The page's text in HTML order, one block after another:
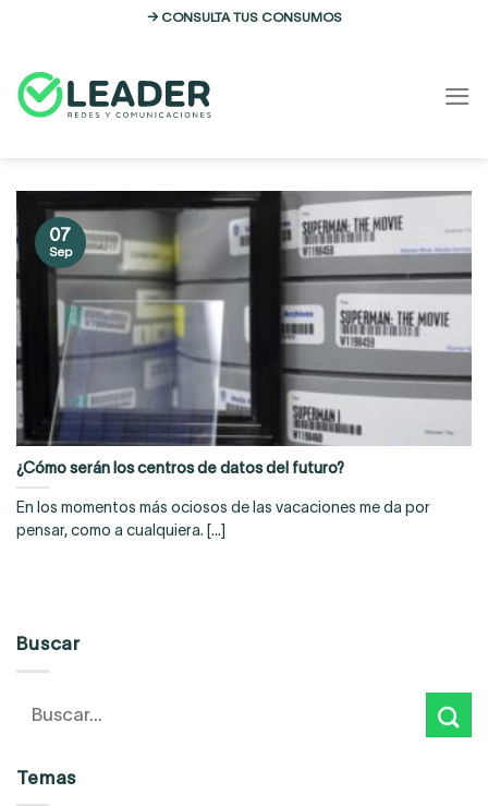
content
→ CONSULTA TUS CONSUMOS
¿Cómo serán los centros de datos del futuro?
En los momentos más ociosos de las vacaciones me da por
pensar, como a cualquiera. [...]
07
Sep
Buscar
Temas